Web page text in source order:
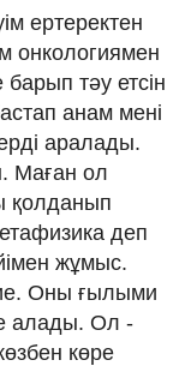
ертеректен
онкологиямен
тәу етсін
анам мені
аралады.
Маған ол
қолданып
деп
жұмыс.
Оны ғылыми
алады. Ол -
көре